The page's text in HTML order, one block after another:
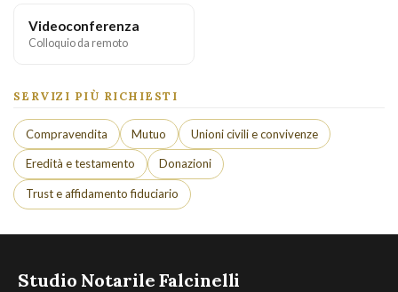
Videoconferenza
Colloquio da remoto
SERVIZI PIÙ RICHIESTI
Compravendita Mutuo Unioni civili e convivenze
Eredità e testamento Donazioni
Trust e affidamento fiduciario
Studio Notarile Falcinelli